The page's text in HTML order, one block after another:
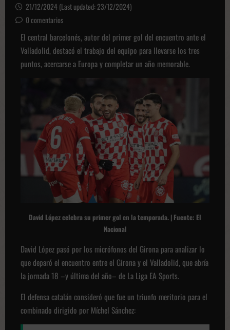
21/12/2024 (Last updated: 23/12/2024)
0 comentarios
El central barcelonés, autor del primer gol del encuentro ante el
Valladolid, destacó el trabajo del equipo para llevarse los tres
puntos, acercarse a Europa y completar un año memorable.
David López celebra su primer gol en la temporada. | Fuente: El
Nacional
David López pasó por los micrófonos del Girona para analizar lo
que deparó el encuentro entre el Girona y el Valladolid, que abría
la jornada 18 –y última del año– de La Liga EA Sports.
El defensa catalán consideró que fue un triunfo meritorio para el
combinado dirigido por Míchel Sánchez: